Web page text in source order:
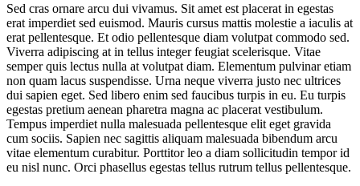
Sed cras ornare arcu dui vivamus. Sit amet est placerat in egestas
erat imperdiet sed euismod. Mauris cursus mattis molestie a iaculis at
erat pellentesque. Et odio pellentesque diam volutpat commodo sed.
Viverra adipiscing at in tellus integer feugiat scelerisque. Vitae
semper quis lectus nulla at volutpat diam. Elementum pulvinar etiam
non quam lacus suspendisse. Urna neque viverra justo nec ultrices
dui sapien eget. Sed libero enim sed faucibus turpis in eu. Eu turpis
egestas pretium aenean pharetra magna ac placerat vestibulum.
Tempus imperdiet nulla malesuada pellentesque elit eget gravida
cum sociis. Sapien nec sagittis aliquam malesuada bibendum arcu
vitae elementum curabitur. Porttitor leo a diam sollicitudin tempor id
eu nisl nunc. Orci phasellus egestas tellus rutrum tellus pellentesque.